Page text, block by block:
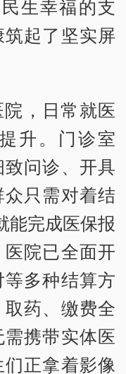
生幸福的支
起了坚实屏
，日常就医
升。门诊室
问诊、开具
只需对着结
能完成医保报
院已全面开
多种结算方
药、缴费全
携带实体医
正拿着影像